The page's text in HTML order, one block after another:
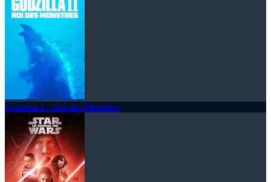
Godzilla 2 - Roi des Monstres